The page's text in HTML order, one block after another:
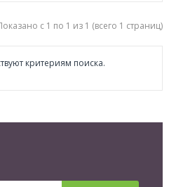
с 1 по 1 из 1 (всего 1 страниц)
критериям поиска.